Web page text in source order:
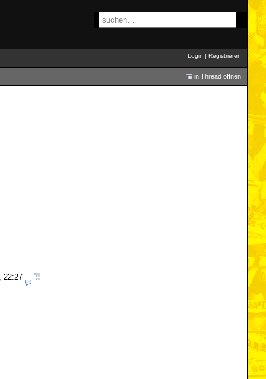
Login | Registrieren
in Thread öffnen
22:27